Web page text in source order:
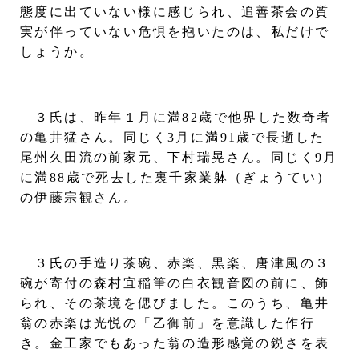
態度に出ていない様に感じられ、追善茶会の質
実が伴っていない危惧を抱いたのは、私だけで
しょうか。
３氏は、昨年１月に満82歳で他界した数奇者
の亀井猛さん。同じく3月に満91歳で長逝した
尾州久田流の前家元、下村瑞晃さん。同じく9月
に満88歳で死去した裏千家業躰（ぎょうてい）
の伊藤宗観さん。
３氏の手造り茶碗、赤楽、黒楽、唐津風の３
碗が寄付の森村宜稲筆の白衣観音図の前に、飾
られ、その茶境を偲びました。このうち、亀井
翁の赤楽は光悦の「乙御前」を意識した作行
き。金工家でもあった翁の造形感覚の鋭さを表